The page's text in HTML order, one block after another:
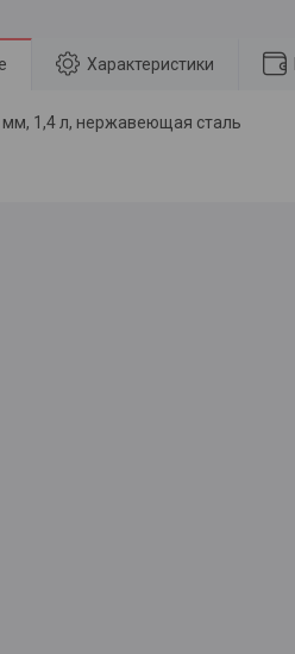
Характеристики
мм, 1,4 л, нержавеющая сталь